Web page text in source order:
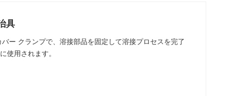
具
ー クランプで、溶接部品を固定して溶接プロセスを完了
使用されます。